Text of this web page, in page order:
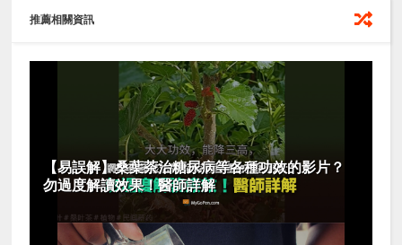
推薦相關資訊
【易誤解】桑葉茶治糖尿病等各種功效的影片？
勿過度解讀效果！醫師詳解